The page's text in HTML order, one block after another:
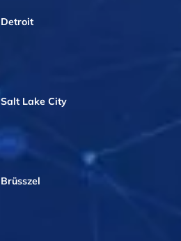
Detroit
Salt Lake City
Brüsszel